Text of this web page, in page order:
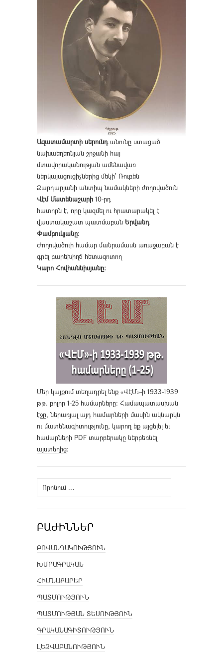
Ազատամարտի սերունդանունը ստացած
նախաեղեռնյան շրջանի հայ
մտավորականության ամենավառ
ներկայացուցիչներից մեկի՝ Ռուբեն
Զարդարյանի անտիպ նամակների ժողովածուն
Վէմ Մատենաշարի 10-րդ
հատորն է, որը կազմել ու հրատարակել է
վաստակաշատ պատմաբան Երվանդ
Փամբուկյանը։
Ժողովածուի համար մանրամասն առաջաբան է
գրել բարեխիղճ հետազոտող
Կարո Հովհաննիսյանը։
Մեր կայքում տեղադրել ենք «ՎԷՄ»-ի 1933-1939
թթ. բոլոր 1-25 համարները։ Համապատասխան
էջը, ներառյալ այդ համարների մասին ակնարկն
ու մատենագիտությունը, կարող եք այցելել եւ
համարների PDF տարբերակը ներբեռնել
այստեղից։
Որոնել՝
ԲԱԺԻՆՆԵՐ
ԲՈՎԱՆԴԱԿՈՒԹՅՈՒՆ
ԽՄԲԱԳՐԱԿԱՆ
ՀԻՄՆԱՔԱՐԵՐ
ՊԱՏՄՈՒԹՅՈՒՆ
ՊԱՏՄՈՒԹՅԱՆ ՏԵՍՈՒԹՅՈՒՆ
ԳՐԱԿԱՆԱԳԻՏՈՒԹՅՈՒՆ
ԼԵԶՎԱԲԱՆՈՒԹՅՈՒՆ